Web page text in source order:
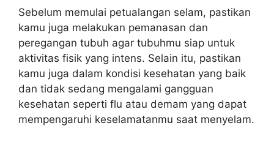
Sebelum memulai petualangan selam, pastikan
kamu juga melakukan pemanasan dan
peregangan tubuh agar tubuhmu siap untuk
aktivitas fisik yang intens. Selain itu, pastikan
kamu juga dalam kondisi kesehatan yang baik
dan tidak sedang mengalami gangguan
kesehatan seperti flu atau demam yang dapat
mempengaruhi keselamatanmu saat menyelam.